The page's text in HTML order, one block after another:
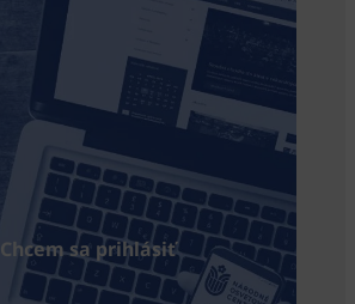
Chcem sa prihlásiť